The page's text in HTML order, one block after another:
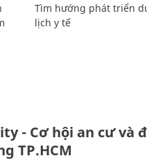
Tìm hướng phát triển
lịch y tế
- Cơ hội an cư và
TP.HCM